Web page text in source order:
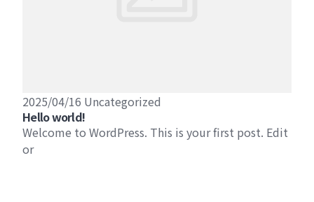
2025/04/16 Uncategorized
Hello world!
Welcome to WordPress. This is your first post. Edit
or